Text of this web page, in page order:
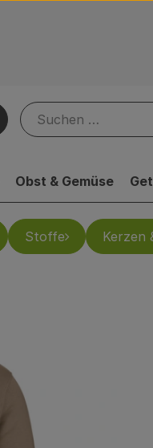
Obst & Gemüse
Stoffe Kerzen